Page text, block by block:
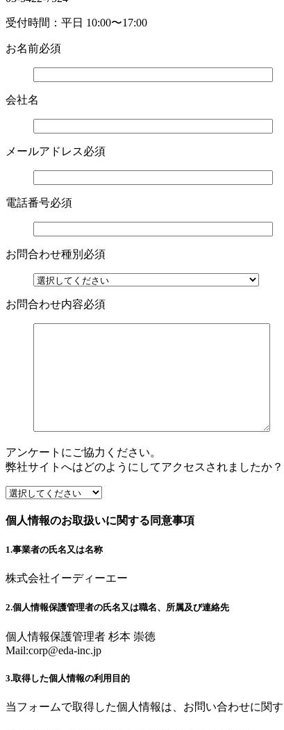
受付時間：平日 10:00〜17:00
お名前必須
会社名
メールアドレス必須
電話番号必須
お問合わせ種別 必須
お問合わせ内容必須
アンケートにご協力ください。
弊社サイトへはどのようにしてアクセスされましたか？
個人情報のお取扱いに関する同意事項
1.事業者の氏名又は名称
株式会社イーディーエー
2.個人情報保護管理者の氏名又は職名、所属及び連絡先
個人情報保護管理者 杉本 崇徳
Mail:corp@eda-inc.jp
3.取得した個人情報の利用目的
当フォームで取得した個人情報は、お問い合わせに関